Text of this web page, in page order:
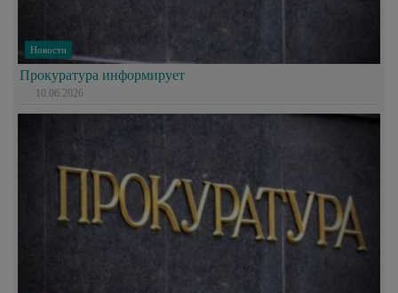
Новости
Прокуратура информирует
10.06.2026